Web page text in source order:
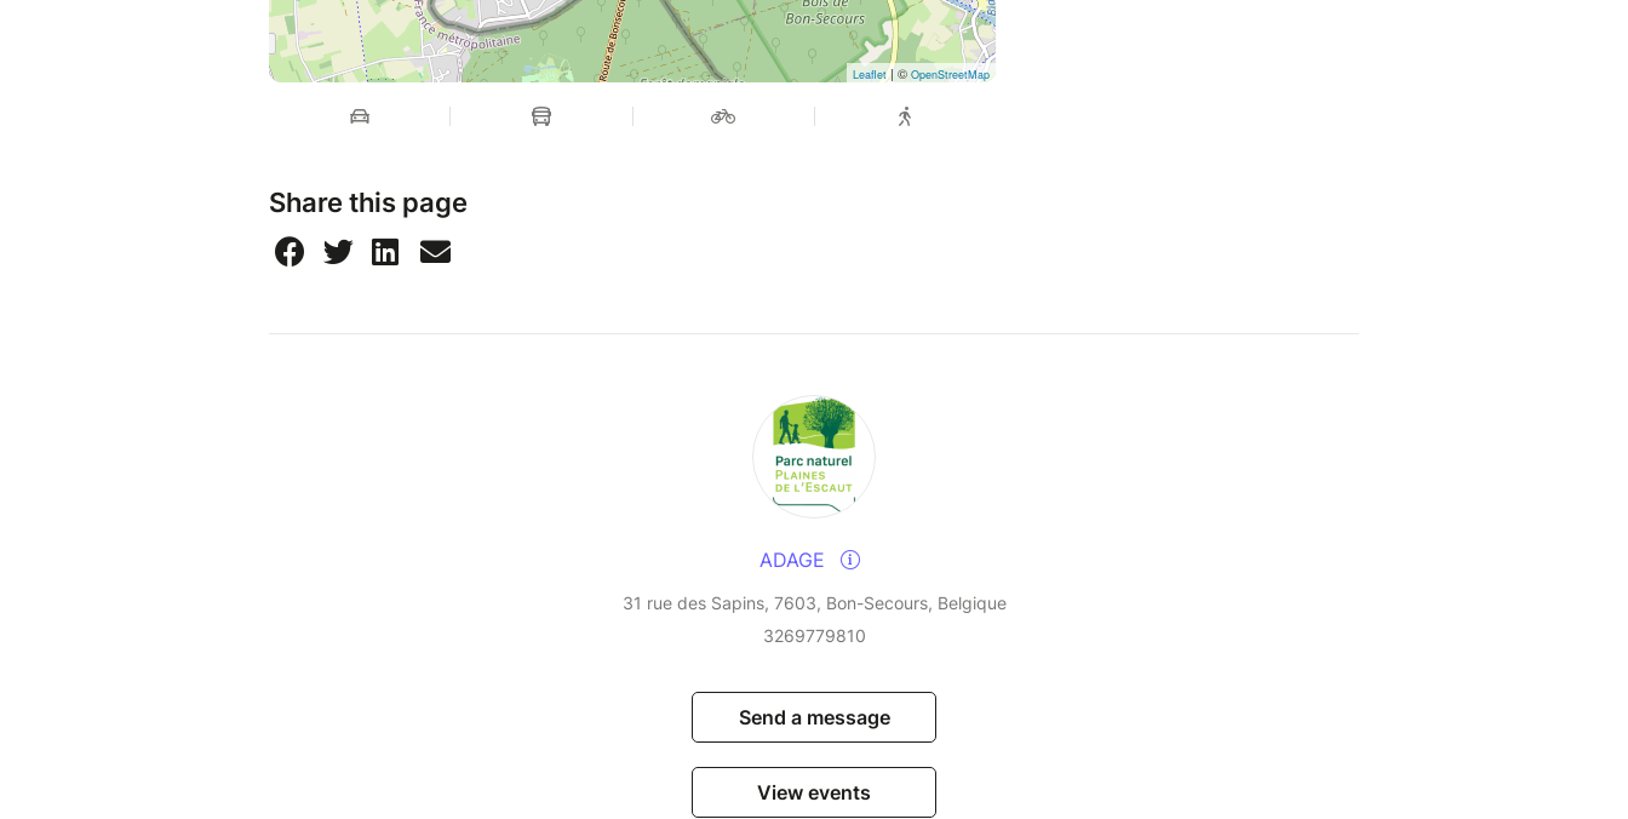
Leaflet| © OpenStreetMap
Share this page
ADAGE
31 rue des Sapins, 7603, Bon-Secours, Belgique
3269779810
Send a message
View events